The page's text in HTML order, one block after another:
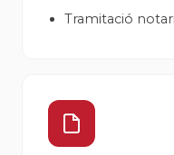
Tramitació